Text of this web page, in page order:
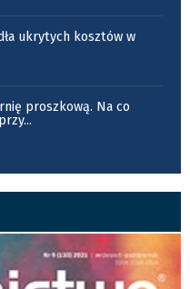
ukrytych kosztów w
proszkową. Na co
...